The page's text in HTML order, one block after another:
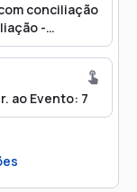
conciliação
-
ao Evento: 7